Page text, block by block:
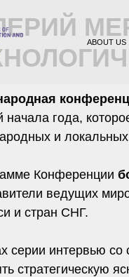
ABOUT US
начала года,
и локальных
Конференции
ведущих
и стран СНГ.
серии интервью
стратегическую